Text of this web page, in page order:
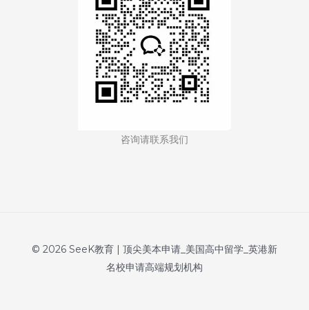
咨询请联系我们
© 2026 SeeK教育 | 顶尖美本申请_美国高中留学_英港新
名校申请高端规划机构